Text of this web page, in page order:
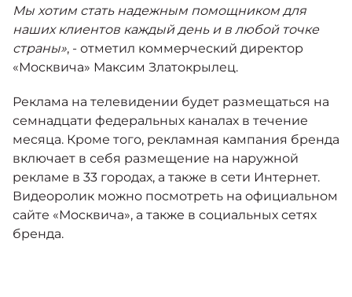
Мы хотим стать надежным помощником для
наших клиентов каждый день и в любой точке
страны», - отметил коммерческий директор
«Москвича» Максим Златокрылец.
Реклама на телевидении будет размещаться на
семнадцати федеральных каналах в течение
месяца. Кроме того, рекламная кампания бренда
включает в себя размещение на наружной
рекламе в 33 городах, а также в сети Интернет.
Видеоролик можно посмотреть на официальном
сайте «Москвича», а также в социальных сетях
бренда.